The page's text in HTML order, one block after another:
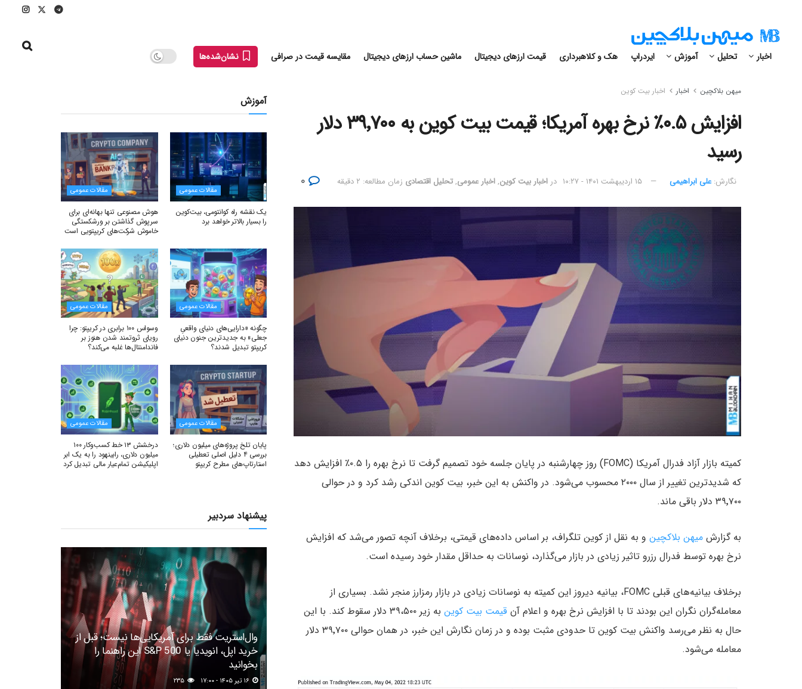
اخبار تحلیل آموزش ایردراپ هک و کلاهبرداری قیمت ارزهای دیجیتال ماشین حساب ارزهای دیجیتال مقایسه قیمت در صرافی نشان‌شده‌ها
میهن بلاکچین اخبار اخبار بیت کوین
افزایش ۰.۵٪ نرخ بهره آمریکا؛ قیمت بیت کوین به ۳۹٬۷۰۰ دلار
رسید
نگارش:‌ علی ابراهیمی ۱۵ اردیبهشت ۱۴۰۱ - ۱۰:۲۷ در اخبار بیت کوین,اخبار عمومی,تحلیل اقتصادی زمان مطالعه: ۲ دقیقه
کمیته بازار آزاد فدرال آمریکا (FOMC) روز چهارشنبه در پایان جلسه خود تصمیم گرفت تا نرخ بهره را ۰.۵٪ افزایش دهد
که شدیدترین تغییر از سال ۲۰۰۰ محسوب می‌شود. در واکنش به این خبر، بیت کوین اندکی رشد کرد و در حوالی
۳۹٬۷۰۰ دلار باقی ماند.
به گزارش میهن بلاکچین و به نقل از کوین تلگراف، بر اساس داده‌های قیمتی، برخلاف آنچه تصور می‌شد که افزایش
نرخ بهره توسط فدرال رزرو تاثیر زیادی در بازار می‌گذارد، نوسانات به حداقل مقدار خود رسیده است.
برخلاف بیانیه‌های قبلی FOMC، بیانیه دیروز این کمیته به نوسانات زیادی در بازار رمزارز منجر نشد. بسیاری از
معامله‌گران نگران این بودند تا با افزایش نرخ بهره و اعلام آن قیمت بیت کوین
به زیر ۳۹،۵۰۰ دلار سقوط کند. با این
حال به نظر می‌رسد واکنش بیت کوین تا حدودی مثبت بوده و در زمان نگارش این خبر، در همان حوالی ۳۹٬۷۰۰ دلار
معامله می‌شود.
آموزش
مقالات عمومی
یک نقشه راه کوانتومی، بیت‌کوین
را بسیار بالاتر خواهد برد
مقالات عمومی
هوش مصنوعی تنها بهانه‌ای برای
سرپوش گذاشتن بر ورشکستگی
خاموش شرکت‌های کریپتویی است
مقالات عمومی
چگونه «دارایی‌های دنیای واقعیِ
جعلی» به جدیدترین جنون دنیای
کریپتو تبدیل شدند؟
مقالات عمومی
وسواس ۱۰۰ برابری در کریپتو: چرا
رویای ثروتمند شدن هنوز بر
فاندامنتال‌ها غلبه می‌کند؟
مقالات عمومی
پایان تلخ پروژه‌های میلیون دلاری؛
بررسی ۴ دلیل اصلی تعطیلی
استارتاپ‌های مطرح کریپتو
مقالات عمومی
درخشش ۱۳ خط کسب‌وکار ۱۰۰
میلیون دلاری، رابینهود را به یک ابر
اپلیکیشن تمام‌عیار مالی تبدیل کرد
پیشنهاد سردبیر
وال‌استریت فقط برای آمریکایی‌ها نیست؛ قبل از
خرید اپل، انویدیا یا S&P 500 این راهنما را
بخوانید